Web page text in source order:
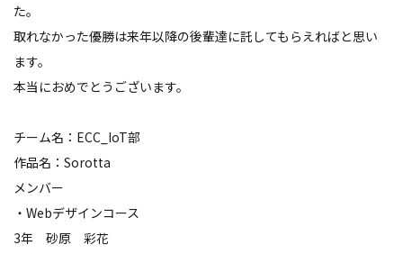
た。
取れなかった優勝は来年以降の後輩達に託してもらえればと思い
ます。
本当におめでとうございます。
チーム名：ECC_IoT部
作品名：Sorotta
メンバー
・Webデザインコース
3年 砂原 彩花